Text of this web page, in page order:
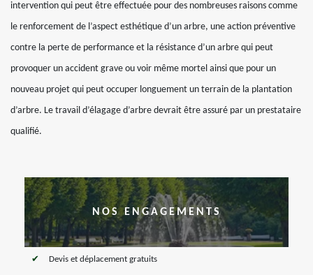
intervention qui peut être effectuée pour des nombreuses raisons comme
le renforcement de l’aspect esthétique d’un arbre, une action préventive
contre la perte de performance et la résistance d’un arbre qui peut
provoquer un accident grave ou voir même mortel ainsi que pour un
nouveau projet qui peut occuper longuement un terrain de la plantation
d’arbre. Le travail d’élagage d’arbre devrait être assuré par un prestataire
qualifié.
NOS ENGAGEMENTS
Devis et déplacement gratuits